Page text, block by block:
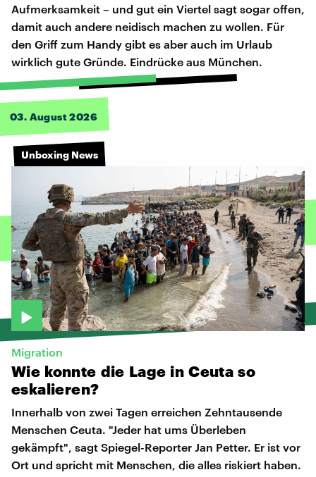
Aufmerksamkeit – und gut ein Viertel sagt sogar offen,
damit auch andere neidisch machen zu wollen. Für
den Griff zum Handy gibt es aber auch im Urlaub
wirklich gute Gründe. Eindrücke aus München.
03. August 2026
Unboxing News
Migration
Wie konnte die Lage in Ceuta so
eskalieren?
Innerhalb von zwei Tagen erreichen Zehntausende
Menschen Ceuta. "Jeder hat ums Überleben
gekämpft", sagt Spiegel-Reporter Jan Petter. Er ist vor
Ort und spricht mit Menschen, die alles riskiert haben.